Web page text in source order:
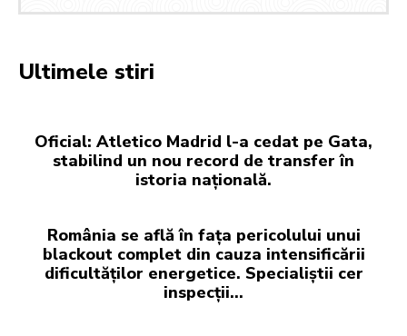
Ultimele stiri
Oficial: Atletico Madrid l-a cedat pe Gata,
stabilind un nou record de transfer în
istoria națională.
România se află în fața pericolului unui
blackout complet din cauza intensificării
dificultăților energetice. Specialiștii cer
inspecții…